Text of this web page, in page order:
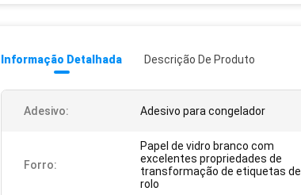
Informação Detalhada Descrição De Produto
Adesivo: Adesivo para congelador
Forro:
Papel de vidro branco com
excelentes propriedades de
transformação de etiquetas de
rolo